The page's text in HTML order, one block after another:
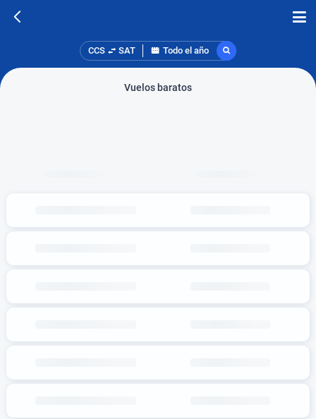
CCS SAT Todo el año
Vuelos baratos